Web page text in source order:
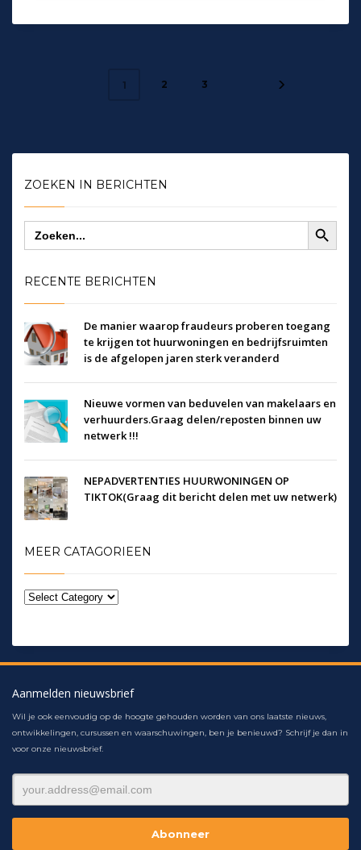
1 2 3
ZOEKEN IN BERICHTEN
Zoek
naar:
Zoekknop
RECENTE BERICHTEN
De manier waarop fraudeurs proberen toegang
te krijgen tot huurwoningen en bedrijfsruimten
is de afgelopen jaren sterk veranderd
Nieuwe vormen van beduvelen van makelaars en
verhuurders.Graag delen/reposten binnen uw
netwerk !!!
NEPADVERTENTIES HUURWONINGEN OP
TIKTOK(Graag dit bericht delen met uw netwerk)
MEER CATAGORIEEN
Aanmelden nieuwsbrief
Wil je ook eenvoudig op de hoogte gehouden worden van ons laatste nieuws,
ontwikkelingen, cursussen en waarschuwingen, ben je benieuwd? Schrijf je dan in
voor onze nieuwsbrief.